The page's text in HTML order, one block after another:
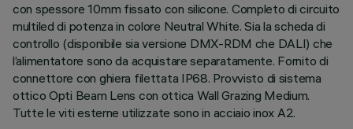
con spessore 10mm fissato con silicone. Completo di circuito
multiled di potenza in colore Neutral White. Sia la scheda di
controllo (disponibile sia versione DMX-RDM che DALI) che
l’alimentatore sono da acquistare separatamente. Fornito di
connettore con ghiera filettata IP68. Provvisto di sistema
ottico Opti Beam Lens con ottica Wall Grazing Medium.
Tutte le viti esterne utilizzate sono in acciaio inox A2.